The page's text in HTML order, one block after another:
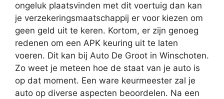
ongeluk plaatsvinden met dit voertuig dan kan
je verzekeringsmaatschappij er voor kiezen om
geen geld uit te keren. Kortom, er zijn genoeg
redenen om een APK keuring uit te laten
voeren. Dit kan bij Auto De Groot in Winschoten.
Zo weet je meteen hoe de staat van je auto is
op dat moment. Een ware keurmeester zal je
auto op diverse aspecten beoordelen. Na een